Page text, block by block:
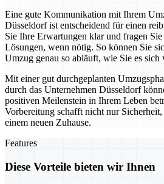
Eine gute Kommunikation mit Ihrem
Düsseldorf ist entscheidend für einen
Sie Ihre Erwartungen klar und fragen
Lösungen, wenn nötig. So können Sie
Umzug genau so abläuft, wie Sie es sich
Mit einer gut durchgeplanten
durch das Unternehmen Düsseldorf
positiven Meilenstein in Ihrem Leben
Vorbereitung schafft nicht nur Sicherheit,
einem neuen Zuhause.
Features
Diese Vorteile bieten wir Ihnen